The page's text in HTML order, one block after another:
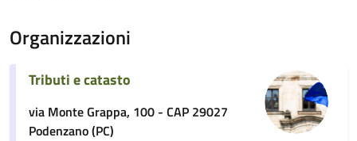
Organizzazioni
Tributi e catasto
via Monte Grappa, 100 - CAP 29027
Podenzano (PC)